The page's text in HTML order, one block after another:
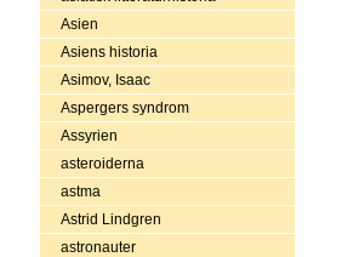
Asien
Asiens historia
Asimov, Isaac
Aspergers syndrom
Assyrien
asteroiderna
astma
Astrid Lindgren
astronauter